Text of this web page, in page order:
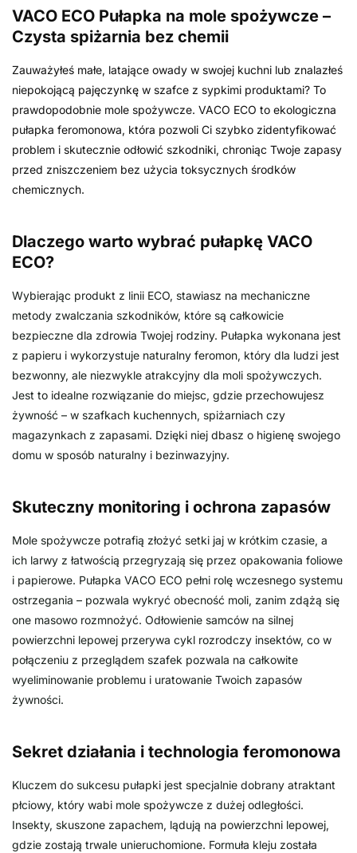
VACO ECO Pułapka na mole spożywcze –
Czysta spiżarnia bez chemii
Zauważyłeś małe, latające owady w swojej kuchni lub znalazłeś
niepokojącą pajęczynkę w szafce z sypkimi produktami? To
prawdopodobnie mole spożywcze. VACO ECO to ekologiczna
pułapka feromonowa, która pozwoli Ci szybko zidentyfikować
problem i skutecznie odłowić szkodniki, chroniąc Twoje zapasy
przed zniszczeniem bez użycia toksycznych środków
chemicznych.
Dlaczego warto wybrać pułapkę VACO
ECO?
Wybierając produkt z linii ECO, stawiasz na mechaniczne
metody zwalczania szkodników, które są całkowicie
bezpieczne dla zdrowia Twojej rodziny. Pułapka wykonana jest
z papieru i wykorzystuje naturalny feromon, który dla ludzi jest
bezwonny, ale niezwykle atrakcyjny dla moli spożywczych.
Jest to idealne rozwiązanie do miejsc, gdzie przechowujesz
żywność – w szafkach kuchennych, spiżarniach czy
magazynkach z zapasami. Dzięki niej dbasz o higienę swojego
domu w sposób naturalny i bezinwazyjny.
Skuteczny monitoring i ochrona zapasów
Mole spożywcze potrafią złożyć setki jaj w krótkim czasie, a
ich larwy z łatwością przegryzają się przez opakowania foliowe
i papierowe. Pułapka VACO ECO pełni rolę wczesnego systemu
ostrzegania – pozwala wykryć obecność moli, zanim zdążą się
one masowo rozmnożyć. Odłowienie samców na silnej
powierzchni lepowej przerywa cykl rozrodczy insektów, co w
połączeniu z przeglądem szafek pozwala na całkowite
wyeliminowanie problemu i uratowanie Twoich zapasów
żywności.
Sekret działania i technologia feromonowa
Kluczem do sukcesu pułapki jest specjalnie dobrany atraktant
płciowy, który wabi mole spożywcze z dużej odległości.
Insekty, skuszone zapachem, lądują na powierzchni lepowej,
gdzie zostają trwale unieruchomione. Formuła kleju została